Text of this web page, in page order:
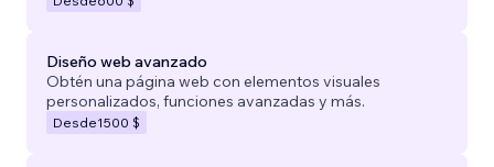
Diseño web avanzado
Obtén una página web con elementos visuales
personalizados, funciones avanzadas y más.
Desde1500 $